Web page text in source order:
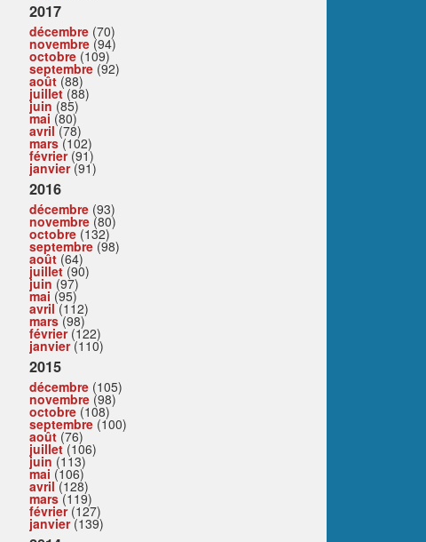
2017
décembre (70)
novembre (94)
octobre (109)
septembre (92)
août (88)
juillet(88)
juin (85)
mai (80)
avril(78)
mars(102)
février(91)
janvier(91)
2016
décembre (93)
novembre (80)
octobre (132)
septembre (98)
août (64)
juillet(90)
juin (97)
mai (95)
avril(112)
mars(98)
février(122)
janvier(110)
2015
décembre (105)
novembre (98)
octobre (108)
septembre (100)
août (76)
juillet(106)
juin (113)
mai (106)
avril(128)
mars(119)
février(127)
janvier(139)